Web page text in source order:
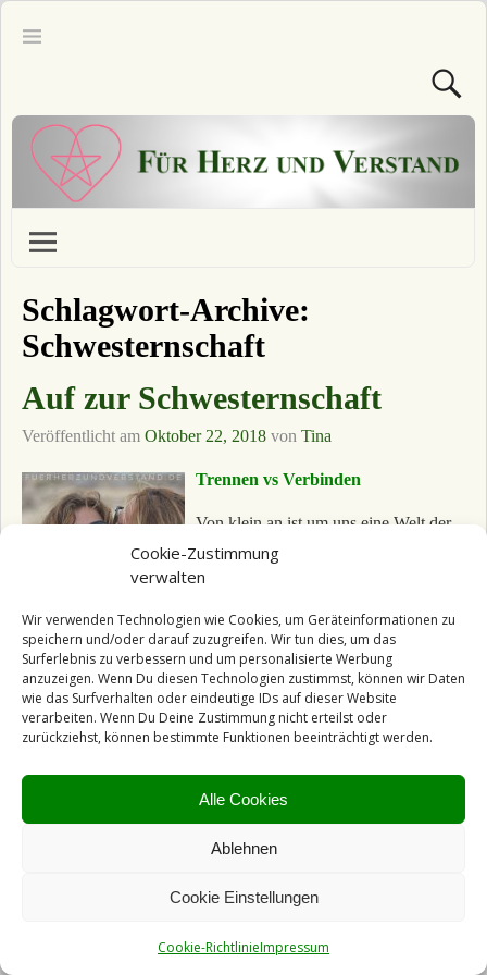
Cookie-Zustimmung
verwalten
Wir verwenden Technologien wie Cookies, um Geräteinformationen zu
speichern und/oder darauf zuzugreifen. Wir tun dies, um das
Surferlebnis zu verbessern und um personalisierte Werbung
anzuzeigen. Wenn Du diesen Technologien zustimmst, können wir Daten
wie das Surfverhalten oder eindeutige IDs auf dieser Website
verarbeiten. Wenn Du Deine Zustimmung nicht erteilst oder
zurückziehst, können bestimmte Funktionen beeinträchtigt werden.
Alle Cookies
Ablehnen
Cookie Einstellungen
Cookie-RichtlinieImpressum
Schlagwort-Archive:
Schwesternschaft
Auf zur Schwesternschaft
Veröffentlicht am Oktober 22, 2018 von Tina
Trennen vs Verbinden
Von klein an ist um uns eine Welt der
männlichen Konkurrenz, des
Vergleichens und damit des Wetteiferns
erfolgreicher und schöner. Wir Frauen
glauben ..
Weiterlesen →
Veröffentlicht unter Inspirationen|Verschlagwortet mit
sein,Rivalinnen,Rivalität,Schwesternschaft,Sisterhood,tren
verbinden,weibliche